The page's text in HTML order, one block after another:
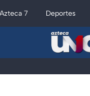
Azteca 7 Deportes